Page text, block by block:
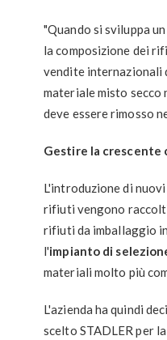
"Quando si sviluppa
la composizione dei
vendite internazionali
materiale misto secco
deve essere rimosso
Gestire la crescente
L'introduzione di
rifiuti vengono
rifiuti da imballaggio
l'impianto di
materiali molto più
L'azienda ha quindi
scelto STADLER per